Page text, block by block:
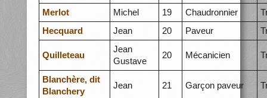
Merlot Michel 19 Chaudronnier
Hecquard
Jean 20 Paveur
Quilleteau
Jean
Gustave
20 Mécanicien
Blanchère, dit
Blanchery
Jean 21 Garçon paveur